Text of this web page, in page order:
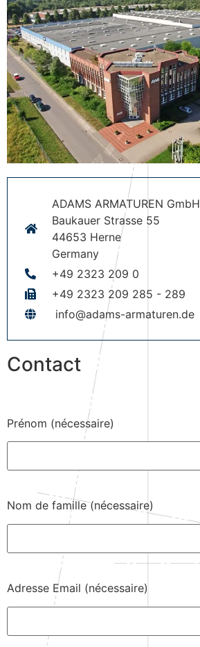
Contact
Prénom (nécessaire)
Nom de famille (nécessaire)
Adresse Email (nécessaire)
ADAMS ARMATUREN GmbH
Baukauer Strasse 55
44653 Herne
Germany
+49 2323 209 0
+49 2323 209 285 - 289
info@adams-armaturen.de